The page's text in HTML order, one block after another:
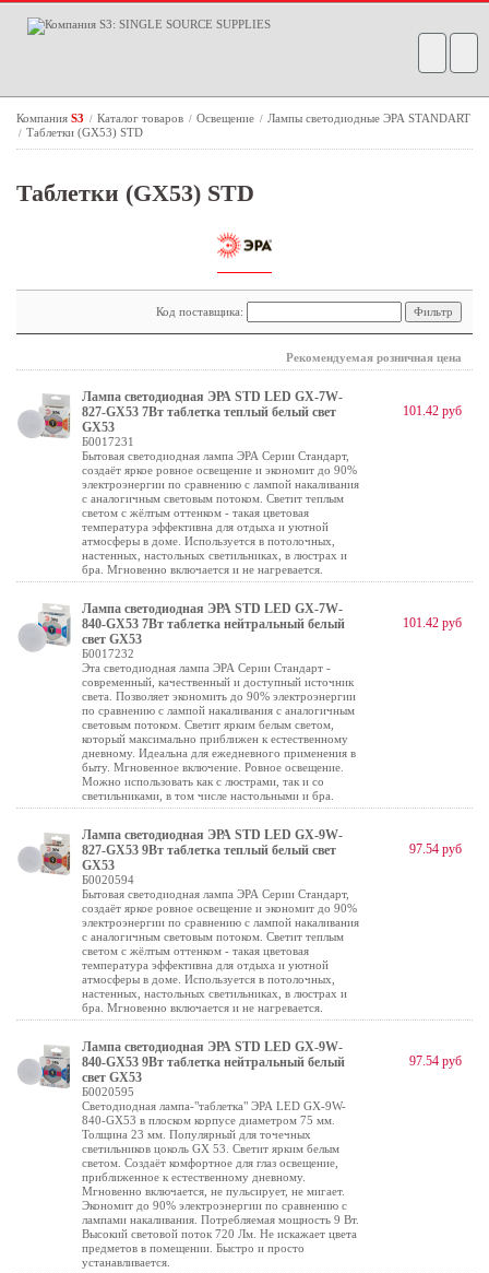
Компания S3 / Каталог товаров / Освещение / Лампы светодиодные ЭРА STANDART
/ Таблетки (GX53) STD
Таблетки (GX53) STD
Код поставщика:
Рекомендуемая розничная цена
Лампа светодиодная ЭРА STD LED GX-7W-
827-GX53 7Вт таблетка теплый белый свет
GX53
Б0017231
Бытовая светодиодная лампа ЭРА Серии Стандарт,
создаёт яркое ровное освещение и экономит до 90%
электроэнергии по сравнению с лампой накаливания
с аналогичным световым потоком. Светит теплым
светом с жёлтым оттенком - такая цветовая
температура эффективна для отдыха и уютной
атмосферы в доме. Используется в потолочных,
настенных, настольных светильниках, в люстрах и
бра. Мгновенно включается и не нагревается.
101.42 руб
Лампа светодиодная ЭРА STD LED GX-7W-
840-GX53 7Вт таблетка нейтральный белый
свет GX53
Б0017232
Эта светодиодная лампа ЭРА Серии Стандарт -
современный, качественный и доступный источник
света. Позволяет экономить до 90% электроэнергии
по сравнению с лампой накаливания с аналогичным
световым потоком. Светит ярким белым светом,
который максимально приближен к естественному
дневному. Идеальна для ежедневного применения в
быту. Мгновенное включение. Ровное освещение.
Можно использовать как с люстрами, так и со
светильниками, в том числе настольными и бра.
101.42 руб
Лампа светодиодная ЭРА STD LED GX-9W-
827-GX53 9Вт таблетка теплый белый свет
GX53
Б0020594
Бытовая светодиодная лампа ЭРА Серии Стандарт,
создаёт яркое ровное освещение и экономит до 90%
электроэнергии по сравнению с лампой накаливания
с аналогичным световым потоком. Светит теплым
светом с жёлтым оттенком - такая цветовая
температура эффективна для отдыха и уютной
атмосферы в доме. Используется в потолочных,
настенных, настольных светильниках, в люстрах и
бра. Мгновенно включается и не нагревается.
97.54 руб
Лампа светодиодная ЭРА STD LED GX-9W-
840-GX53 9Вт таблетка нейтральный белый
свет GX53
Б0020595
Светодиодная лампа-"таблетка" ЭРА LED GX-9W-
840-GX53 в плоском корпусе диаметром 75 мм.
Толщина 23 мм. Популярный для точечных
светильников цоколь GX 53. Светит ярким белым
светом. Создаёт комфортное для глаз освещение,
приближенное к естественному дневному.
Мгновенно включается, не пульсирует, не мигает.
Экономит до 90% электроэнергии по сравнению с
лампами накаливания. Потребляемая мощность 9 Вт.
Высокий световой поток 720 Лм. Не искажает цвета
предметов в помещении. Быстро и просто
устанавливается.
97.54 руб